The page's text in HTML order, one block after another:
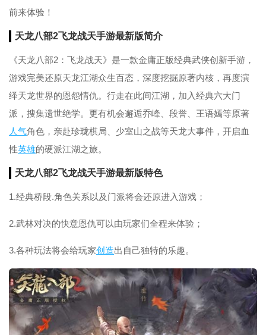
前来体验！
天龙八部2飞龙战天手游最新版简介
《天龙八部2：飞龙战天》是一款金庸正版经典武侠创新手游，
游戏完美还原天龙江湖众生百态，深度挖掘原著内核，再度演
绎天龙世界的恩怨情仇。行走在此间江湖，加入经典六大门
派，搜集遗世绝学。更有机会邂逅乔峰、段誉、王语嫣等原著
人气角色，亲赴珍珑棋局、少室山之战等天龙大事件，开启血
性英雄的硬派江湖之旅。
天龙八部2飞龙战天手游最新版特色
1.经典桥段.角色关系以及门派将会还原进入游戏；
2.武林对决的快意恩仇可以由玩家们全程来体验；
3.各种玩法将会给玩家创造出自己独特的乐趣。